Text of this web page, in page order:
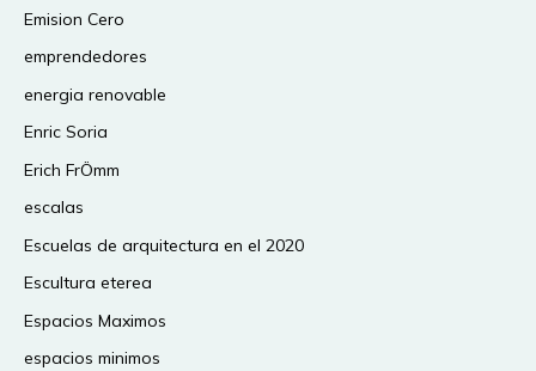
Emision Cero
emprendedores
energia renovable
Enric Soria
Erich FrÖmm
escalas
Escuelas de arquitectura en el 2020
Escultura eterea
Espacios Maximos
espacios minimos